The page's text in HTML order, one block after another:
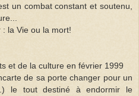
un combat constant et soutenu,
: la Vie ou la mort!
et de la culture en février 1999
de sa porte changer pour un
le tout destiné à endormir le